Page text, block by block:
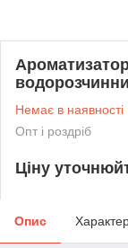
Немає в наявності
Опт і роздріб
Ціну
Опис